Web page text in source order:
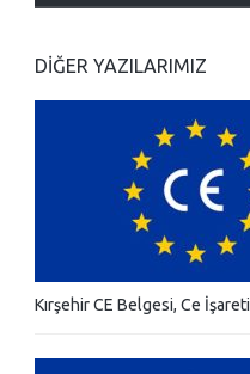
DIĞER YAZILARIMIZ
Kırşehir CE Belgesi, Ce İşareti